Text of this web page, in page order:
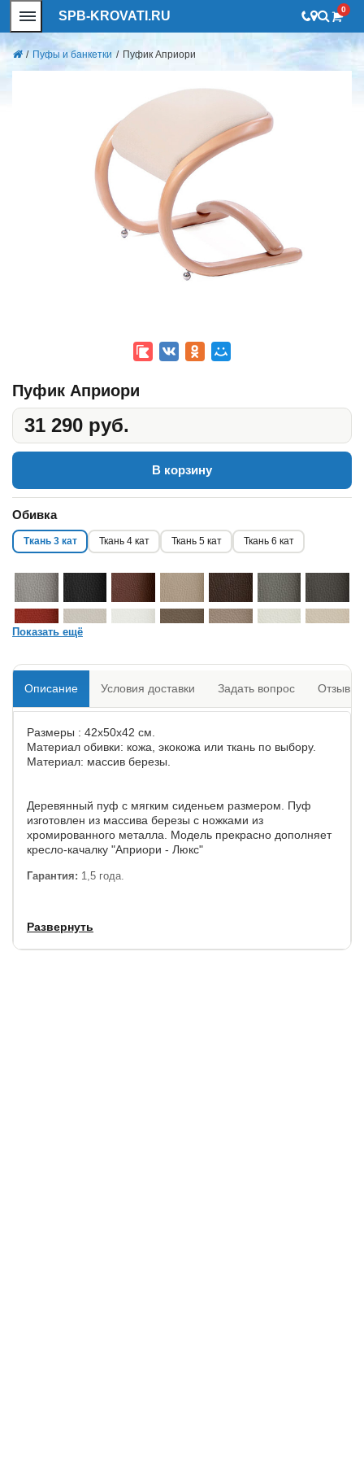
SPB-KROVATI.RU 0
/ Пуфы и банкетки / Пуфик Априори
Пуфик Априори
31 290 руб.
В корзину
Обивка
Ткань 3 кат Ткань 4 кат Ткань 5 кат Ткань 6 кат
Показать ещё
Описание Условия доставки Задать вопрос Отзывы
Размеры : 42х50х42 см.
Материал обивки: кожа, экокожа или ткань по выбору.
Материал: массив березы.
Деревянный пуф с мягким сиденьем размером. Пуф
изготовлен из массива березы с ножками из
хромированного металла. Модель прекрасно дополняет
кресло-качалку "Априори - Люкс"
Гарантия: 1,5 года.
Развернуть